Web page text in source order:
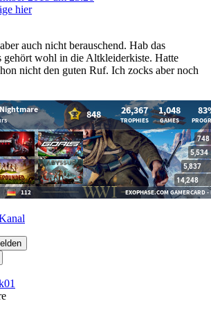
hier
auch nicht berauschend. Hab das
gehört wohl in die Altkleiderkiste. Hatte
nicht den guten Ruf. Ich zocks aber noch